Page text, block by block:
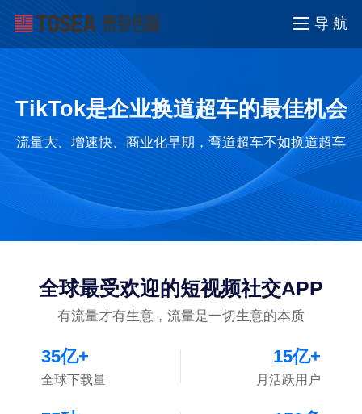
导 航
TikTok是企业换道超车的最佳机会
流量大、增速快、商业化早期，弯道超车不如换道超车
全球最受欢迎的短视频社交APP
有流量才有生意，流量是一切生意的本质
35亿+
全球下载量
15亿+
月活跃用户